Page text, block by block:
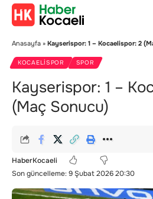
Anasayfa » Kayserispor: 1 – Kocaelispor: 2
KOCAELISPOR SPOR
Kayserispor: 1 –
(Maç Sonucu)
Son güncelleme: 9 Şubat 2026 20:30
HaberKocaeli